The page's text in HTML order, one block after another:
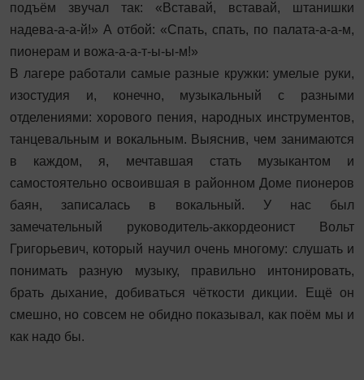
подъём звучал так: «Вставай, вставай, штанишки
надева‑а‑а-й!» А отбой: «Спать, спать, по палата-а-а-м,
пионерам и вожа-а-а-т-ы-ы-м!»
В лагере работали самые разные кружки: умелые руки,
изостудия и, конечно, музыкальный с разными
отделениями: хорового пения, народных инструментов,
танцевальным и вокальным. Выяснив, чем занимаются
в каждом, я, мечтавшая стать музыкантом и
самостоятельно освоившая в районном Доме пионеров
баян, записалась в вокальный. У нас был
замечательный руководитель-аккордеонист Вольт
Григорьевич, который научил очень многому: слушать и
понимать разную музыку, правильно интонировать,
брать дыхание, добиваться чёткости дикции. Ещё он
смешно, но совсем не обидно показывал, как поём мы и
как надо бы.